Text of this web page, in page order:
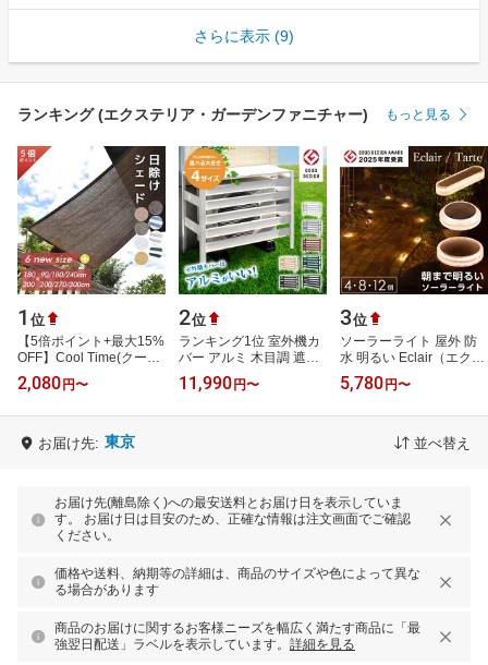
さらに表示 (9)
ランキング (エクステリア・ガーデンファニチャー) もっと見る
1 位
【5倍ポイント+最大15%
OFF】Cool Time(クール
タイム) 日除け シェー
ド オーニング 通気 ベ
2,080 円〜
2位
ランキング1位 室外機カ
バー アルミ 木目調 遮熱
おしゃれ 大型 4サイズ 7
色 エアコン室外機カバー
11,990 円〜
3位
ソーラーライト 屋外 防
水 明るい Eclair（エクレ
ア）Tarte（タルト）【1
年保証】〔 ガーデンライ
5,780 円〜
お届け先: 東京 並べ替え
お届け先(離島除く)への最安送料とお届け日を表示していま
す。 お届け日は目安のため、正確な情報は注文画面でご確認
ください。
価格や送料、納期等の詳細は、商品のサイズや色によって異な
る場合があります
商品のお届けに関するお客様ニーズを幅広く満たす商品に「最
強翌日配送」ラベルを表示しています。 詳細を見る